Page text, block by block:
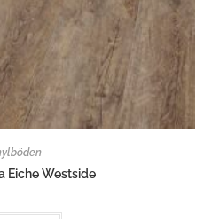
Eiche Westside